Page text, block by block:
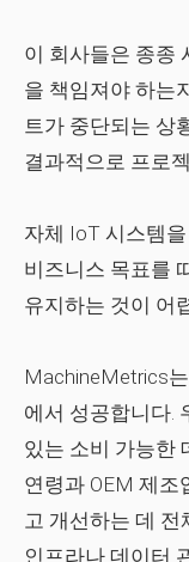
이 회사들은 종종
을 책임져야 하는
트가 중단되는 상
결과적으로 프로
자체 IoT 시스템
비즈니스 목표를
유지하는 것이 어
MachineMetrics
에서 성공합니다.
있는 소비 가능한
연령과 OEM 제조
고 개선하는 데 전
인프라나 데이터